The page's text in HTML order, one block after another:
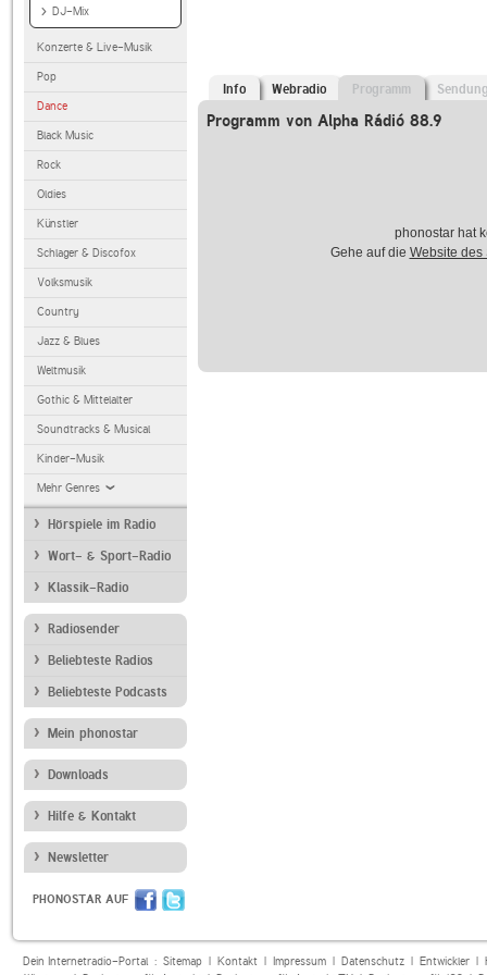
DJ-Mix
Konzerte & Live-Musik
Pop
Dance
Black Music
Rock
Oldies
Künstler
Schlager & Discofox
Volksmusik
Country
Jazz & Blues
Weltmusik
Gothic & Mittelalter
Soundtracks & Musical
Kinder-Musik
Mehr Genres
Hörspiele im Radio
Wort- & Sport-Radio
Klassik-Radio
Radiosender
Beliebteste Radios
Beliebteste Podcasts
Mein phonostar
Downloads
Hilfe & Kontakt
Newsletter
PHONOSTAR AUF
Info Webradio Programm
Programm von Alpha Rádió 88.9
phonostar hat
Gehe auf die Website des
Dein Internetradio-Portal : Sitemap| Kontakt| Impressum| Datenschutz| Entwickler|